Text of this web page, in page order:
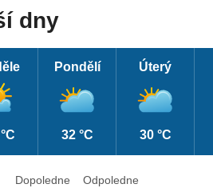
dny
Pondělí
32 °C
Úterý
30 °C
Dopoledne Odpoledne